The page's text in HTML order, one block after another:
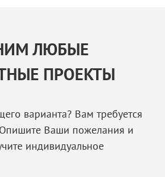
ЛЮБЫЕ
ПРОЕКТЫ
варианта? Вам требуется
Ваши пожелания и
индивидуальное